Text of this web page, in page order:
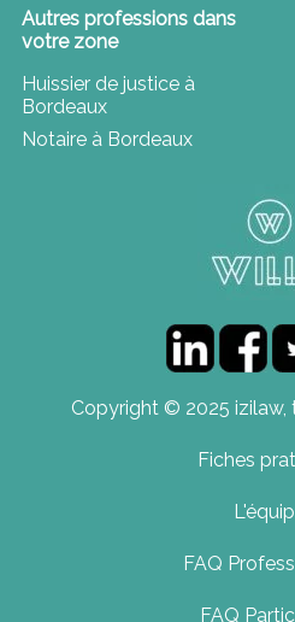
Autres professions dans
votre zone
Huissier de justice à
Bordeaux
Notaire à Bordeaux
Copyright © 2025 izilaw,
Fiches
FAQ
FAQ